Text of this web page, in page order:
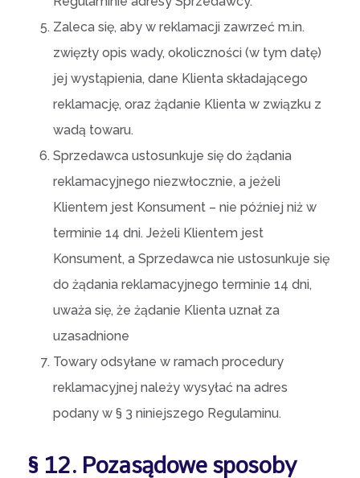
Zaleca się, aby w reklamacji zawrzeć m.in.
zwięzły opis wady, okoliczności (w tym datę)
jej wystąpienia, dane Klienta składającego
reklamację, oraz żądanie Klienta w związku z
wadą towaru.
Sprzedawca ustosunkuje się do żądania
reklamacyjnego niezwłocznie, a jeżeli
Klientem jest Konsument – nie później niż w
terminie 14 dni. Jeżeli Klientem jest
Konsument, a Sprzedawca nie ustosunkuje się
do żądania reklamacyjnego terminie 14 dni,
uważa się, że żądanie Klienta uznał za
uzasadnione
Towary odsyłane w ramach procedury
reklamacyjnej należy wysyłać na adres
podany w § 3 niniejszego Regulaminu.
§ 12. Pozasądowe sposoby